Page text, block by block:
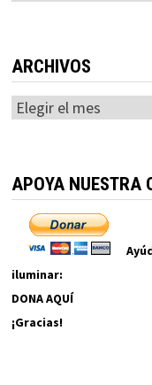
ARCHIVOS
Archivos
APOYA NUESTRA
iluminar:
DONA AQUÍ
¡Gracias!